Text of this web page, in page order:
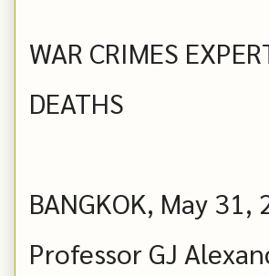
WAR CRIMES
DEATHS
BANGKOK, May
Professor GJ